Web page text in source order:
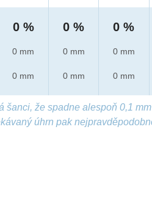
0 %
0 mm
0 mm
0 %
0 mm
0 mm
0 %
0 mm
0 mm
šanci, že spadne alespoň 0,1
úhrn pak